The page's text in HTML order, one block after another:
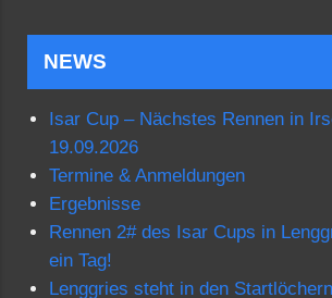
NEWS
Isar Cup – Nächstes Rennen in
19.09.2026
Termine & Anmeldungen
Ergebnisse
Rennen 2# des Isar Cups in
ein Tag!
Lenggries steht in den